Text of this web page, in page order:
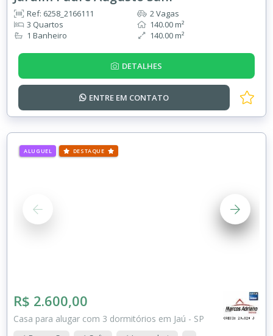
Ref: 6258_2166111
3 Quartos
1 Banheiro
2 Vagas
140.00 m²
140.00 m²
DETALHES
ENTRE EM CONTATO
ALUGUEL DESTAQUE
R$ 2.600,00
Casa para alugar com 3 dormitórios em Jaú - SP